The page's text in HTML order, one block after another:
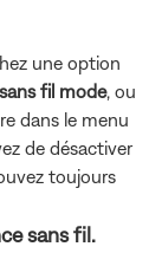
une option
fil mode, ou
dans le menu
de désactiver
toujours
sans fil.